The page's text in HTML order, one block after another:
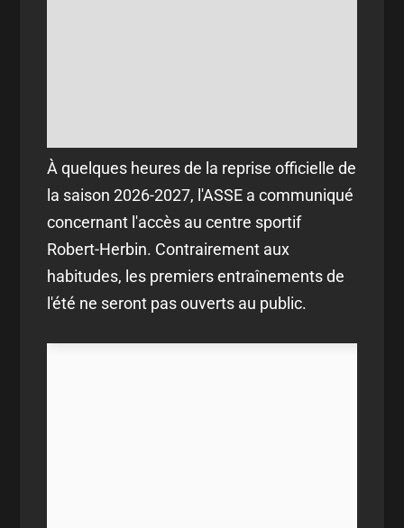
À quelques heures de la reprise officielle de
la saison 2026-2027, l'ASSE a communiqué
concernant l'accès au centre sportif
Robert-Herbin. Contrairement aux
habitudes, les premiers entraînements de
l'été ne seront pas ouverts au public.